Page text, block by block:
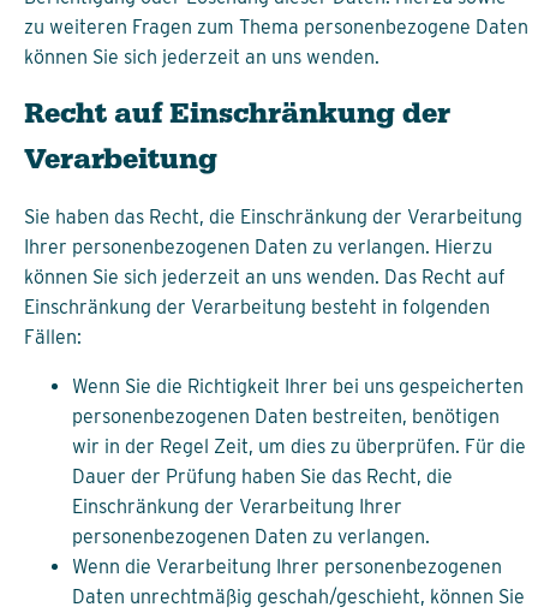
zu weiteren Fragen zum Thema personenbezogene Daten
können Sie sich jederzeit an uns wenden.
Recht auf Einschränkung der
Verarbeitung
Sie haben das Recht, die Einschränkung der Verarbeitung
Ihrer personenbezogenen Daten zu verlangen. Hierzu
können Sie sich jederzeit an uns wenden. Das Recht auf
Einschränkung der Verarbeitung besteht in folgenden
Fällen:
Wenn Sie die Richtigkeit Ihrer bei uns gespeicherten
personenbezogenen Daten bestreiten, benötigen
wir in der Regel Zeit, um dies zu überprüfen. Für die
Dauer der Prüfung haben Sie das Recht, die
Einschränkung der Verarbeitung Ihrer
personenbezogenen Daten zu verlangen.
Wenn die Verarbeitung Ihrer personenbezogenen
Daten unrechtmäßig geschah/geschieht, können Sie